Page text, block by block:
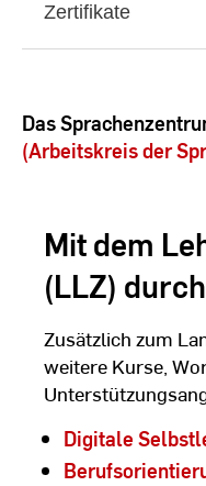
Zertifikate
Das
(Arbeitskreis der
Mit dem
(LLZ)
Zusätzlich zum
weitere Kurse,
Digitale